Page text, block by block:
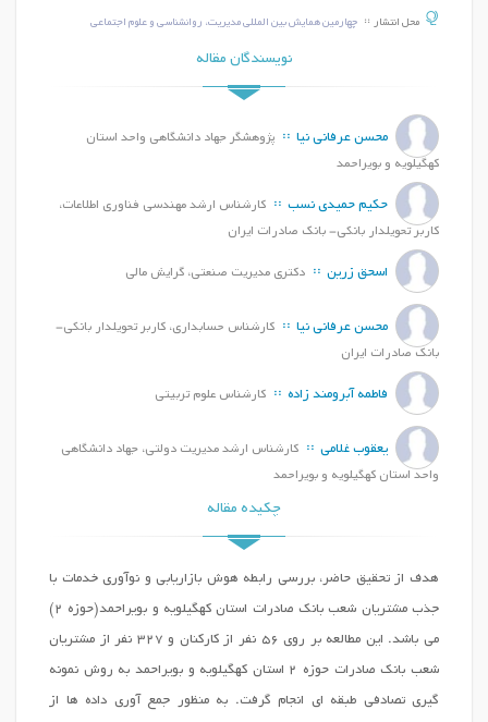
محل انتشار چهارمین همایش بین المللی مدیریت، روانشناسی و علوم اجتماعی
نویسندگان مقاله
محسن عرفانی نیا پژوهشگر جهاد دانشگاهی واحد استان
کهگیلویه و بویراحمد
حکیم حمیدی نسب کارشناس ارشد مهندسی فناوری اطلاعات،
کاربر تحویلدار بانکی- بانک صادرات ایران
اسحق زرین دکتری مدیریت صنعتی، گرایش مالی
محسن عرفانی نیا کارشناس حسابداری، کاربر تحویلدار بانکی-
بانک صادرات ایران
فاطمه آبرومند زاده کارشناس علوم تربیتی
یعقوب غلامی کارشناس ارشد مدیریت دولتی، جهاد دانشگاهی
واحد استان کهگیلویه و بویراحمد
چکیده مقاله
هدف از تحقیق حاضر، بررسی رابطه هوش بازاریابی و نوآوری خدمات با
جذب مشتریان شعب بانک صادرات استان کهگیلویه و بویراحمد(حوزه 2)
می باشد. این مطالعه بر روی 56 نفر از کارکنان و 327 نفر از مشتریان
شعب بانک صادرات حوزه 2 استان کهگیلویه و بویراحمد به روش نمونه
گیری تصادفی طبقه ای انجام گرفت. به منظور جمع آوری داده ها از